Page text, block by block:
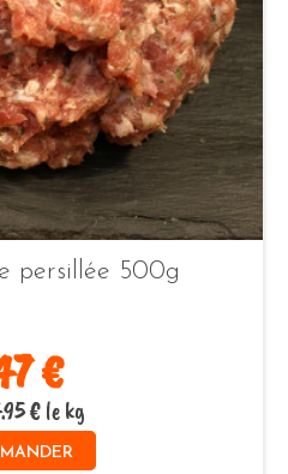
persillée 500g
€
€ le kg